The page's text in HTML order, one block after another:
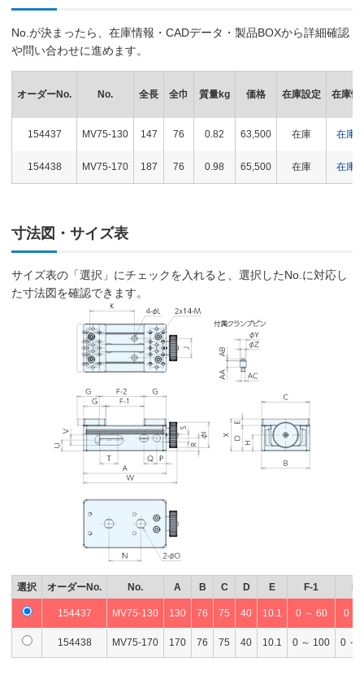
No.が決まったら、在庫情報・CADデータ・製品BOXから詳細確認
や問い合わせに進めます。
オーダーNo. No. 全長 全巾 質量kg 価格 在庫設定 在庫情
154437 MV75-130 147 76 0.82 63,500 在庫 在庫
154438 MV75-170 187 76 0.98 65,500 在庫 在庫
寸法図・サイズ表
サイズ表の「選択」にチェックを入れると、選択したNo.に対応し
た寸法図を確認できます。
選択 オーダーNo. No. A B C D E F-1
154437 MV75-130 130 76 75 40 10.1 0 ～ 60 0 ～
154438 MV75-170 170 76 75 40 10.1 0 ～ 100 0 ～